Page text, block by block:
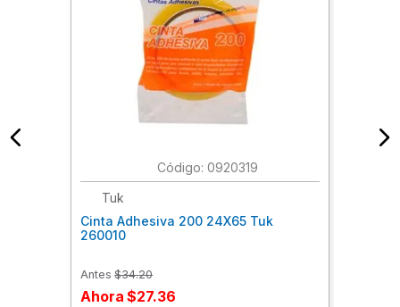
: 0920319
Tuk
Cinta Adhesiva 200 24X65 Tuk
260010
Antes $34.20
Ahora $27.36